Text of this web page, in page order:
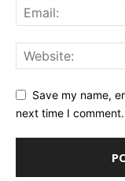
Save my name,
next time I comment.